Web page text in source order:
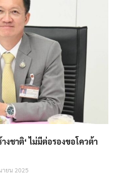
างชาติ‘ ไม่มีต่อรองขอโควต้า
ายน 2025